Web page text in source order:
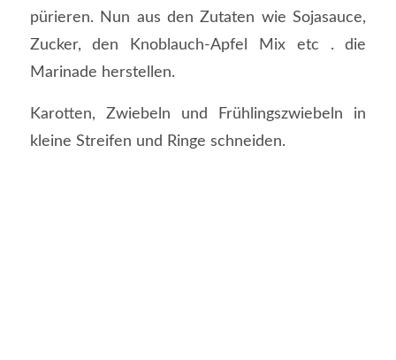
pürieren. Nun aus den Zutaten wie Sojasauce,
Zucker, den Knoblauch-Apfel Mix etc . die
Marinade herstellen.
Karotten, Zwiebeln und Frühlingszwiebeln in
kleine Streifen und Ringe schneiden.